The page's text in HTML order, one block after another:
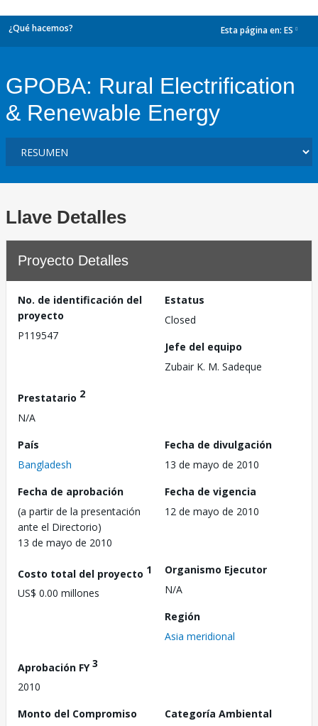
¿Qué hacemos? Esta página en: ES
GPOBA: Rural Electrification
& Renewable Energy
Llave Detalles
Proyecto Detalles
No. de identificación del
proyecto
P119547
Estatus
Closed
Jefe del equipo
Zubair K. M. Sadeque
Prestatario 2
N/A
País
Bangladesh
Fecha de divulgación
13 de mayo de 2010
Fecha de aprobación
(a partir de la presentación
ante el Directorio)
13 de mayo de 2010
Fecha de vigencia
12 de mayo de 2010
Costo total del proyecto 1
US$ 0.00 millones
Organismo Ejecutor
N/A
Región
Asia meridional
Aprobación FY3
2010
Monto del Compromiso
Categoría Ambiental